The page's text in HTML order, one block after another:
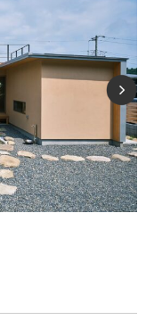
寄り添いながら、設計か